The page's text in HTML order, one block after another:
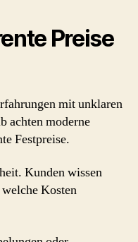
Preise
mit unklaren
achten moderne
Festpreise.
Kunden wissen
Kosten